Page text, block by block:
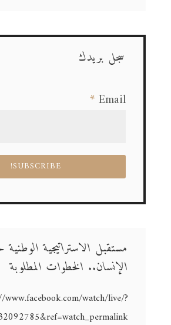
سجل بريدك
Email
*
مستقبل الاستراتيجية الوطنية
الإنسان.. الخطوات المطلوبة
www.facebook.com/watch/live/?